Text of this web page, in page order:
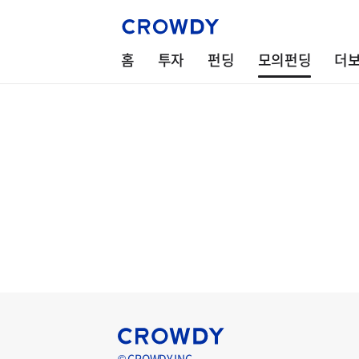
홈 투자 펀딩 모의펀딩 더